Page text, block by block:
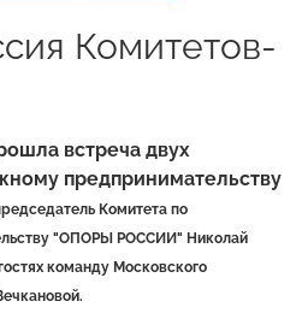
Комитетов-
встреча двух
предпринимательству
Комитета по
"ОПОРЫ РОССИИ" Николай
команду Московского